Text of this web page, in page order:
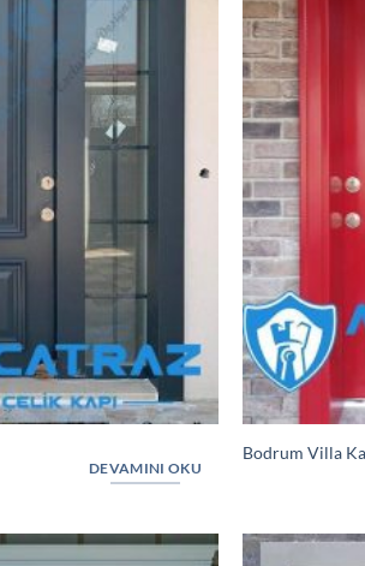
DEVAMINI OKU
Bodrum Villa